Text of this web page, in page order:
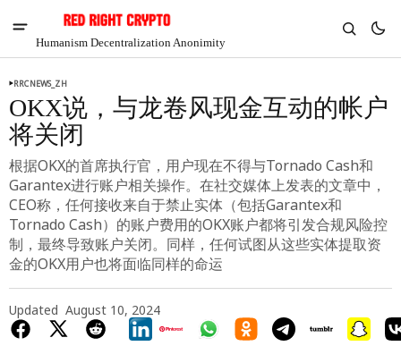
Humanism Decentralization Anonimity
Chia
$1.32
RRCNEWS_ZH
OKX说，与龙卷风现金互动的帐户
将关闭
根据OKX的首席执行官，用户现在不得与Tornado Cash和
Garantex进行账户相关操作。在社交媒体上发表的文章中，
CEO称，任何接收来自于禁止实体（包括Garantex和
Tornado Cash）的账户费用的OKX账户都将引发合规风险控
制，最终导致账户关闭。同样，任何试图从这些实体提取资
金的OKX用户也将面临同样的命运
Updated August 10, 2024